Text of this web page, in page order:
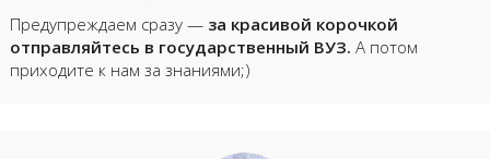
Предупреждаем сразу — за красивой корочкой
отправляйтесь в государственный ВУЗ. А потом
приходите к нам за знаниями;)